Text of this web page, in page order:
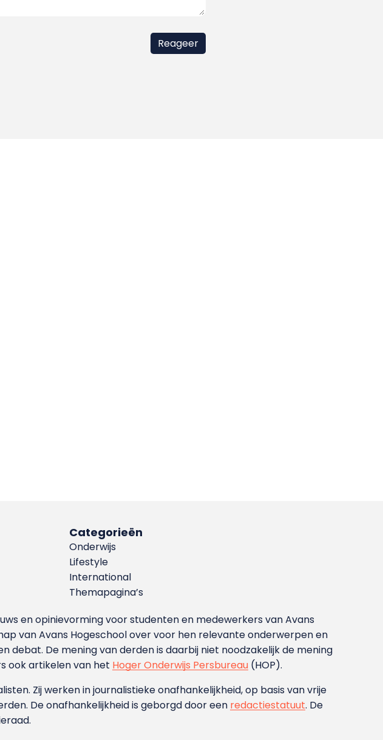
Categorieën
Onderwijs
Lifestyle
International
Themapagina’s
en opinievorming voor studenten en medewerkers van Avans
van Avans Hogeschool over voor hen relevante onderwerpen en
debat. De mening van derden is daarbij niet noodzakelijk de mening
ook artikelen van het Hoger Onderwijs Persbureau (HOP).
Zij werken in journalistieke onafhankelijkheid, op basis van vrije
De onafhankelijkheid is geborgd door een redactiestatuut. De